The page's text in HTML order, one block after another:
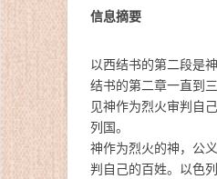
信息摘要
以西结书的第二段是
结书的第二章一直到
见神作为烈火审判自
列国。
神作为烈火的神，公
判自己的百姓。以色